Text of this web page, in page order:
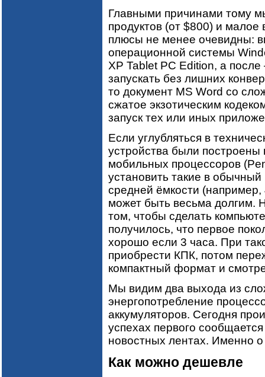
Главными причинами тому
продуктов (от $800) и
плюсы не менее очевидны:
операционной системы
XP Tablet PC Edition, а
запускать без лишних
то документ MS Word со
сжатое экзотическим
запуск тех или иных
Если углубляться в
устройства были
мобильных процессоров
установить такие в
средней ёмкости
может быть весьма долгим.
том, чтобы сделать
получилось, что первое
хорошо если 3 часа. При
приобрести КПК, потом
компактный формат и
Мы видим два выхода из
энергопотребление
аккумуляторов. Сегодня
успехах первого
новостных лентах. Именно
Как можно дешевле